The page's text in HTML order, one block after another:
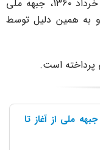
جمهوری اسلامی پیوست. سرانجام در ۲۵ خرداد ۱۳۶۰، جبهه ملی
همین دلیل توسط
است.
ملی از آغاز تا